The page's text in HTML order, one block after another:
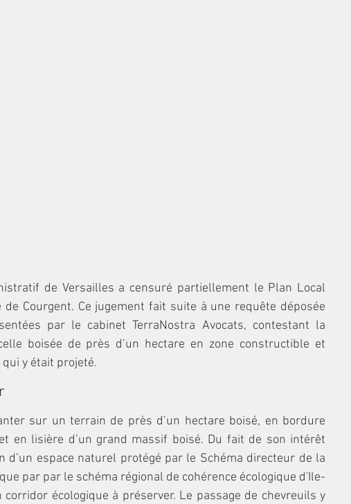
de Versailles a censuré partiellement le Plan Local
de Courgent. Ce jugement fait suite à une requête déposée
par le cabinet TerraNostra Avocats, contestant la
boisée de près d’un hectare en zone constructible et
y était projeté.
sur un terrain de près d’un hectare boisé, en bordure
en lisière d’un grand massif boisé. Du fait de son intérêt
d’un espace naturel protégé par le Schéma directeur de la
par par le schéma régional de cohérence écologique d'Ile-
écologique à préserver. Le passage de chevreuils y